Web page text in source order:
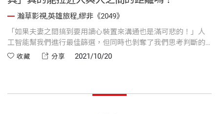
瀚草影視,英雄旅程,繆非《2049》
「如果夫妻之間搞到要用讀心裝置來溝通也是滿可悲的！」人
工智能幫我們進行最佳篩選，但同時也剝奪了我們思考判斷的
能力。
收藏 分享 2021/10/20